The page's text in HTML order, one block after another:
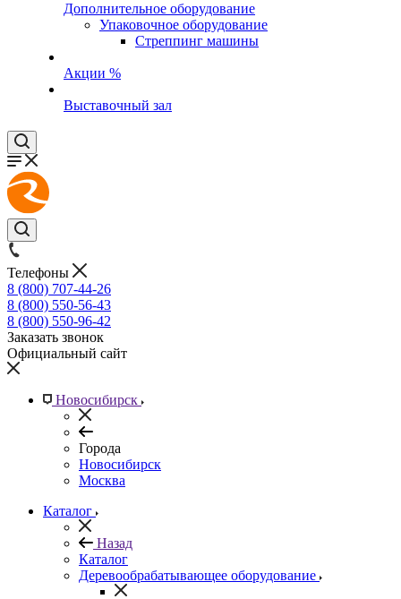
Дополнительное оборудование
Упаковочное оборудование
Стреппинг машины
Акции %
Выставочный зал
Телефоны
8 (800) 707-44-26
8 (800) 550-56-43
8 (800) 550-96-42
Заказать звонок
Официальный сайт
Новосибирск
Города
Новосибирск
Москва
Каталог
Назад
Каталог
Деревообрабатывающее оборудование